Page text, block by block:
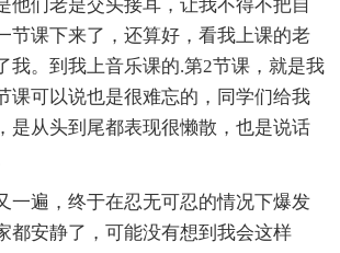
他们老是交头接耳，让我不得不把自
节课下来了，还算好，看我上课的老
我。到我上音乐课的.第2节课，就是我
课可以说也是很难忘的，同学们给我
是从头到尾都表现很懒散，也是说话
遍，终于在忍无可忍的情况下爆发
都安静了，可能没有想到我会这样